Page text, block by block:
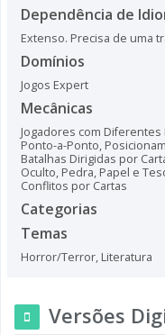
Dependência de
Extenso. Precisa de uma
Domínios
Jogos Expert
Mecânicas
Jogadores com
Ponto-a-Ponto,
Batalhas Dirigidas por
Oculto, Pedra, Papel e
Conflitos por Cartas
Categorias
Temas
Horror/Terror, Literatura
Versões